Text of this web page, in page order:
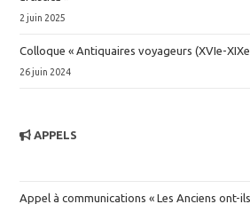
2 juin 2025
Colloque « Antiquaires voyageurs (XVIe-
26 juin 2024
APPELS
Appel à communications « Les Anciens ont-